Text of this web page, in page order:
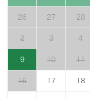
26 27 28
2 3 4
9 10 11
16 17 18